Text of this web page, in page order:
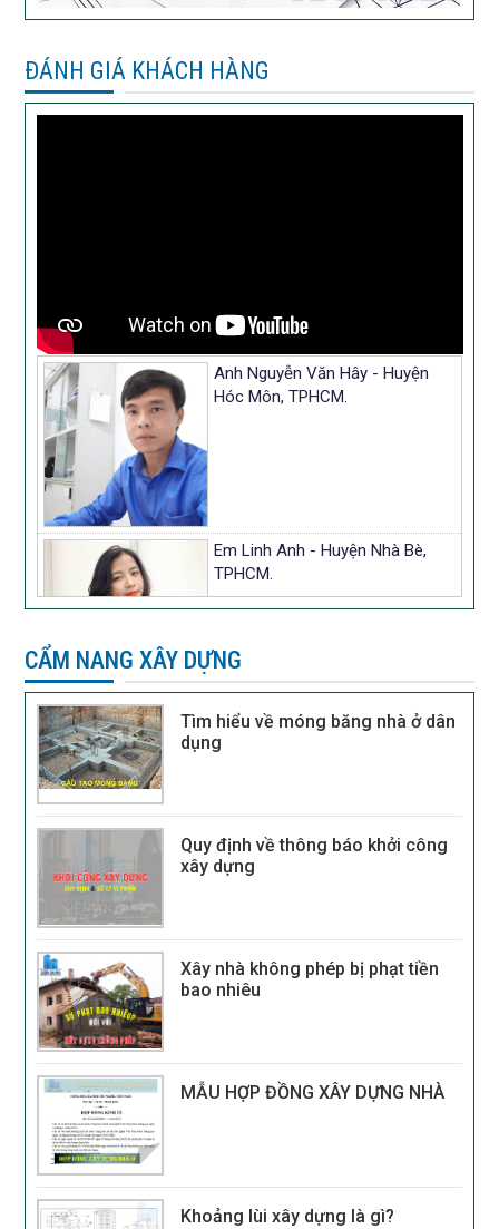
ĐÁNH GIÁ KHÁCH HÀNG
Anh Nguyễn Văn Hây - Huyện
Hóc Môn, TPHCM.
Em Linh Anh - Huyện Nhà Bè,
TPHCM.
Chị Thu - Quận Bình Thạnh,
TPHCM.
CẨM NANG XÂY DỰNG
Tìm hiểu về móng băng nhà ở dân
dụng
Quy định về thông báo khởi công
xây dựng
Xây nhà không phép bị phạt tiền
bao nhiêu
MẪU HỢP ĐỒNG XÂY DỰNG NHÀ
Khoảng lùi xây dựng là gì?